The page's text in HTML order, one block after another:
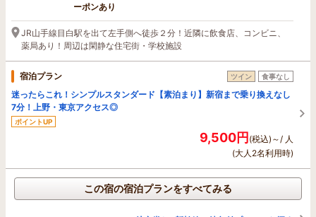
ーポンあり
JR山手線目白駅を出て左手側へ徒歩２分！近隣に飲食店、コンビニ、
薬局あり！周辺は閑静な住宅街・学校施設
宿泊プラン ツイン 食事なし
迷ったらこれ！シンプルスタンダード【素泊まり】新宿まで乗り換えなし
7分！上野・東京アクセス◎
ポイントUP
9,500円(税込)～/ 人
(大人2名利用時)
この宿の宿泊プランをすべてみる